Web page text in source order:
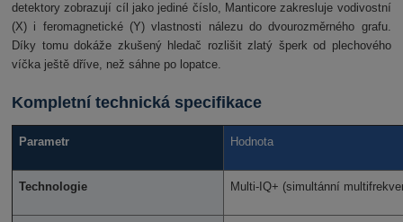
detektory zobrazují cíl jako jediné číslo, Manticore zakresluje vodivostní
(X) i feromagnetické (Y) vlastnosti nálezu do dvourozměrného grafu.
Díky tomu dokáže zkušený hledač rozlišit zlatý šperk od plechového
víčka ještě dříve, než sáhne po lopatce.
Kompletní technická specifikace
Parametr Hodnota
Technologie Multi-IQ+ (simultánní